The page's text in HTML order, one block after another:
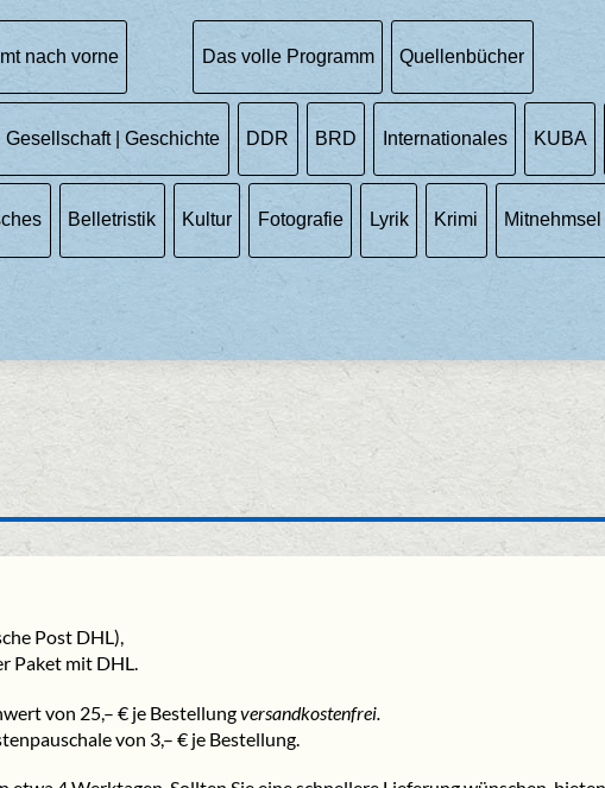
nach vorne Das volle Programm Quellenbücher
Gesellschaft | Geschichte DDR BRD Internationales KUBA
Belletristik Kultur Fotografie Lyrik Krimi Mitnehmsel
Post DHL),
Paket mit DHL.
von 25,– € je Bestellungversandkostenfrei.
von 3,– € je Bestellung.